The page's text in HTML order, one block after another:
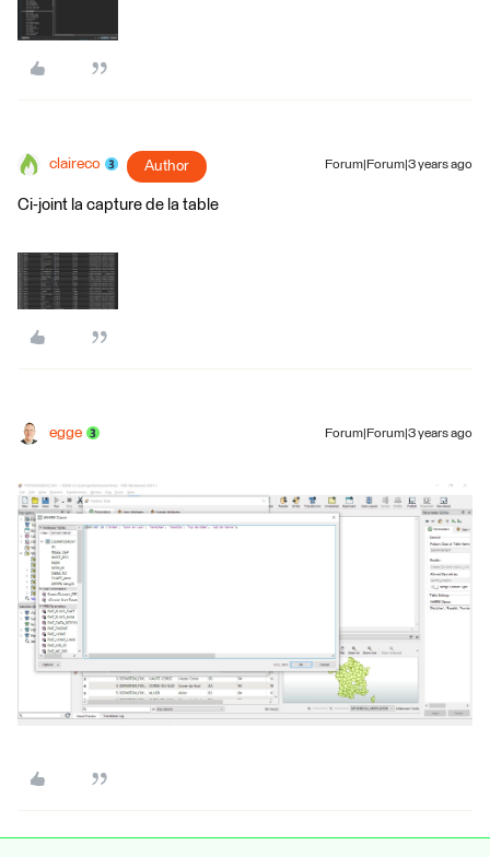
claireco Author Forum|Forum|3 years ago
Ci-joint la capture de la table
egge Forum|Forum|3 years ago